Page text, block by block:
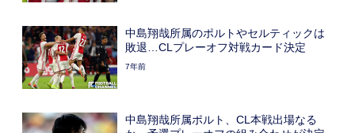
中島翔哉所属のポルトやセルティックは
敗退…CLプレーオフ対戦カード決定
7年前
中島翔哉所属ポルト、CL本戦出場なる